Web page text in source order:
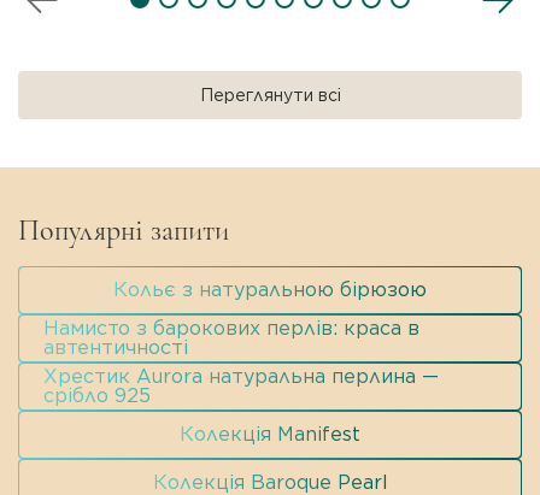
натуральний перідот (хризоліт),
Довжина виробу:50 см.
Особливість:Кожна вставка є унікальною;
каменів; ексклюзивний природний малюнок.
мінімалізм / Everyday Luxury.
Переглянути всі
Популярні запити
Кольє з натуральною бірюзою
Намисто з барокових перлів: краса в
автентичності
Хрестик Aurora натуральна перлина —
срібло 925
Колекція Manifest
Колекція Baroque Pearl